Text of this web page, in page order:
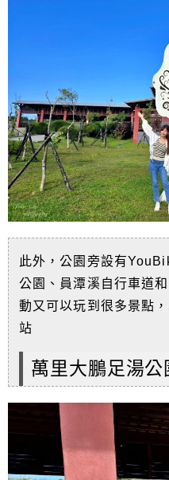
此外，公園旁設有
公園、員潭溪自行車道
動又可以玩到很多景點
站
萬里大鵬足湯